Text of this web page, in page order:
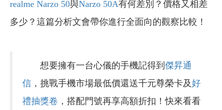
realme Narzo 50與Narzo 50A有何差別？價格又相差
多少？這篇分析文會帶你進行全面向的觀察比較！
想要擁有一台心儀的手機記得到 傑昇通
信 ，挑戰手機市場最低價還送千元尊榮卡及好
禮抽獎卷 ，搭配門號再享高額折扣！快來看看